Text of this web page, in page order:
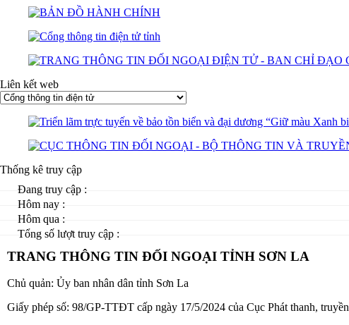
Liên kết web
Thống kê truy cập
Đang truy cập :
Hôm nay :
Hôm qua :
Tổng số lượt truy cập :
TRANG THÔNG TIN ĐỐI NGOẠI TỈNH SƠN LA
Chủ quản: Ủy ban nhân dân tỉnh Sơn La
Giấy phép số: 98/GP-TTĐT cấp ngày 17/5/2024 của Cục Phát thanh,